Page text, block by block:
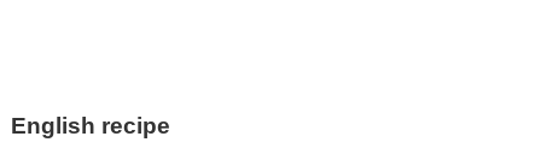
English recipe